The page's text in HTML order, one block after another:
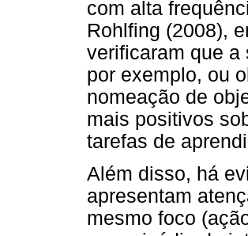
com alta
Rohlfing (2008),
verificaram que a
por exemplo, ou
nomeação de
mais positivos
tarefas de
Além disso, há
apresentam
mesmo foco